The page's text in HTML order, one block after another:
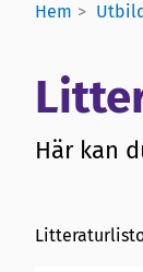
Hem
Här kan